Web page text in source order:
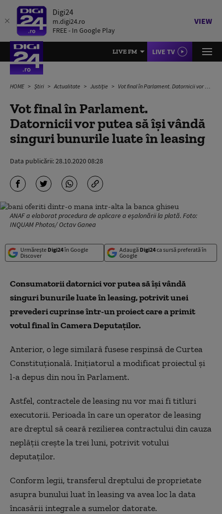
Digi24
m.digi24.ro
FREE - In Google Play
VIEW
LIVE FM LIVE TV
HOME Știri Actualitate Justiție Vot final în Parlament. Datornicii vor putea să își vândă singuri bunurile luate în leasing
Vot final în Parlament.
Datornicii vor putea să își vândă
singuri bunurile luate în leasing
Data publicării:28.10.2020 08:28
ANAF a elaborat procedura de aplicare a eșalonării la plată. Foto:
INQUAM Photos/ Octav Ganea
Urmărește Digi24în Google
Discover
Adaugă Digi24ca sursă preferată în
Google
Consumatorii datornici vor putea să își vândă
singuri bunurile luate în leasing, potrivit unei
prevederi cuprinse într-un proiectcare a primit
votul finalînCamera Deputaților.
Anterior, o lege similară fusese respinsă de Curtea
Constituțională. Inițiatorul a modificat proiectul și
l-a depus din nou în Parlament.
Astfel, contractele de leasing nu vor mai fi titluri
executorii. Perioada în care un operator de leasing
are dreptul să ceară rezilierea contractului din cauza
neplăţii creşte la trei luni, potrivit votului
deputaților.
Conform legii, transferul dreptului de proprietate
asupra bunului luat în leasing va avea loc la data
încasării integrale a sumelor datorate.